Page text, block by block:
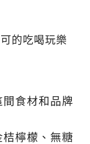
食材和品牌
檸檬、無糖